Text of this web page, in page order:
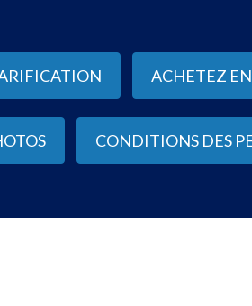
ACHETEZ
CONDITIONS DES